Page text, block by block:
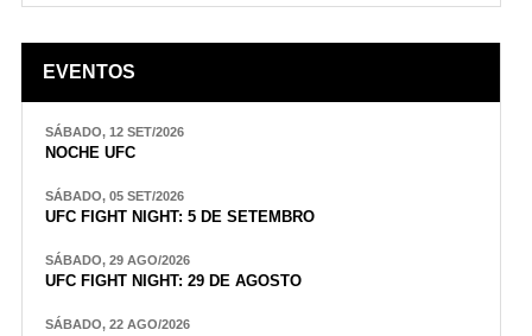
EVENTOS
SÁBADO, 12 SET/2026
NOCHE UFC
SÁBADO, 05 SET/2026
UFC FIGHT NIGHT: 5 DE SETEMBRO
SÁBADO, 29 AGO/2026
UFC FIGHT NIGHT: 29 DE AGOSTO
SÁBADO, 22 AGO/2026